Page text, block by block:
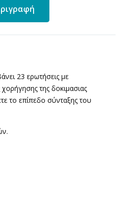
23 ερωτήσεις με
της δοκιμασιας
το επίπεδο σύνταξης του